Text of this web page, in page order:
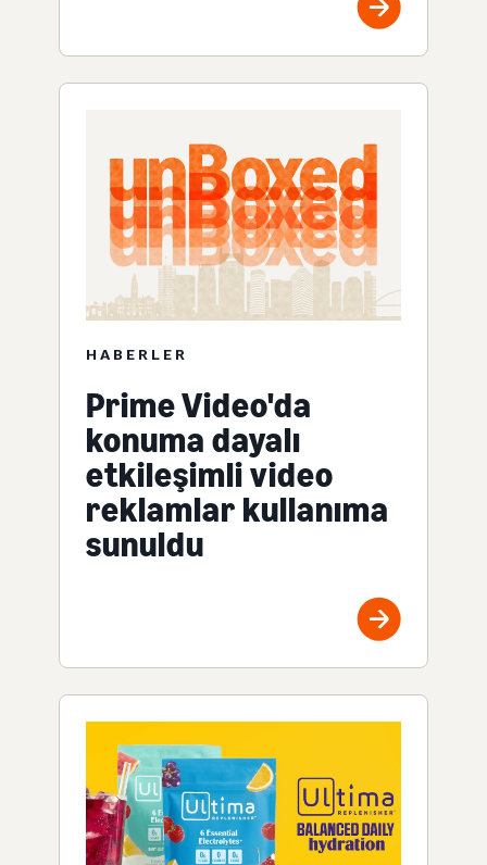
HABERLER
Prime Video'da
konuma dayalı
etkileşimli video
reklamlar kullanıma
sunuldu